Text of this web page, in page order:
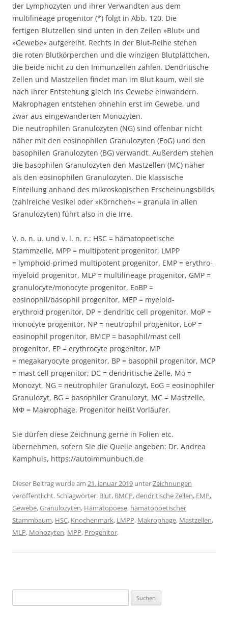
der Lymphozyten und ihrer Verwandten aus dem
multilineage progenitor (*) folgt in Abb. 120. Die
fertigen Blutzellen sind unten in den Zeilen »Blut« und
»Gewebe« aufgereiht. Rechts in der Blut-Reihe stehen
die roten Blutkörperchen und die winzigen Blutplättchen,
die beide nicht zu den Immunzellen zählen. Dendritische
Zellen und Mastzellen findet man im Blut kaum, weil sie
nach ihrer Entstehung gleich ins Gewebe einwandern.
Makrophagen entstehen ohnehin erst im Gewebe, und
zwar aus eingewanderten Monozyten.
Die neutrophilen Granulozyten (NG) sind offenbar nicht
näher mit den eosinophilen Granulozyten (EoG) und den
basophilen Granulozyten (BG) verwandt. Außerdem stehen
die basophilen Granulozyten den Mastzellen (MC) näher
als den eosinophilen Granulozyten. Die klassische
Einteilung anhand des mikroskopischen Erscheinungsbilds
(zahlreiche Vesikel oder »Körnchen« = granula in allen
Granulozyten) führt also in die Irre.
V. o. n. u. und v. l. n. r.: HSC = hämatopoetische
Stammzelle, MPP = multipotent progenitor, LMPP
= lymphoid-primed multipotent progenitor, EMP = erythro-
myeloid progenitor, MLP = multilineage progenitor, GMP =
granulocyte/monocyte progenitor, EoBP =
eosinophil/basophil progenitor, MEP = myeloid-
erythroid progenitor, DP = dendritic cell progenitor, MoP =
monocyte progenitor, NP = neutrophil progenitor, EoP =
eosinophil progenitor, BMCP = basophil/mast cell
progenitor, EP = erythrocyte progenitor, MP
= megakaryocyte progenitor, BP = basophil progenitor, MCP
= mast cell progenitor; DC = dendritische Zelle, Mo =
Monozyt, NG = neutrophiler Granulozyt, EoG = eosinophiler
Granulozyt, BG = basophiler Granulozyt, MC = Mastzelle,
MΦ = Makrophage. Progenitor heißt Vorläufer.
Sie dürfen diese Zeichnung gerne in Folien etc.
übernehmen, sofern Sie die Quelle angeben: Dr. Andrea
Kamphuis, https://autoimmunbuch.de
Dieser Beitrag wurde am 21. Januar 2019 unterZeichnungen
veröffentlicht. Schlagwörter: Blut, BMCP,dendritische Zellen, EMP,
Gewebe,Granulozyten, Hämatopoese, hämatopoetischer
Stammbaum, HSC, Knochenmark, LMPP, Makrophage, Mastzellen,
MLP, Monozyten, MPP, Progenitor.
nach: